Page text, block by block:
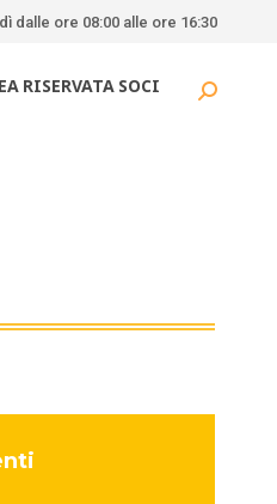
dalle ore 08:00 alle ore 16:30
RISERVATA SOCI Cerca: